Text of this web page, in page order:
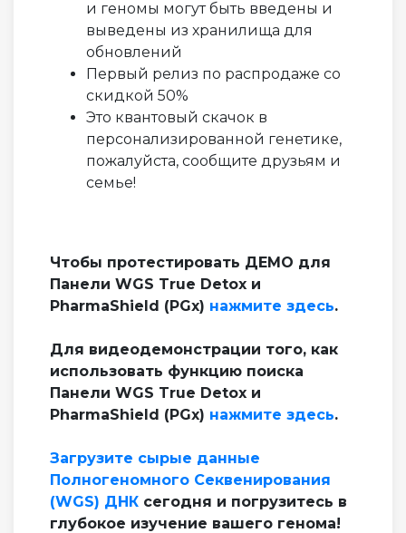
и геномы могут быть введены и
выведены из хранилища для
обновлений
Первый релиз по распродаже со
скидкой 50%
Это квантовый скачок в
персонализированной генетике,
пожалуйста, сообщите друзьям и
семье!
Чтобы протестировать ДЕМО для
Панели WGS True Detox и
PharmaShield (PGx) нажмите здесь.
Для видеодемонстрации того, как
использовать функцию поиска
Панели WGS True Detox и
PharmaShield (PGx) нажмите здесь.
Загрузите сырые данные
Полногеномного Секвенирования
(WGS) ДНК сегодня и погрузитесь в
глубокое изучение вашего генома!